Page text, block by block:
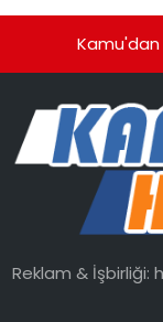
Kamu'dan
Reklam & İşbirliği: